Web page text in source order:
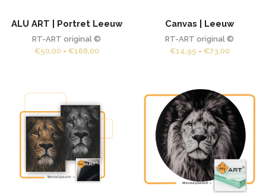
ALU ART | Portret Leeuw
RT-ART original ©
€50,00 - €168,00Prijsklasse:
Canvas | Leeuw
RT-ART original ©
€14,95 - €73,00